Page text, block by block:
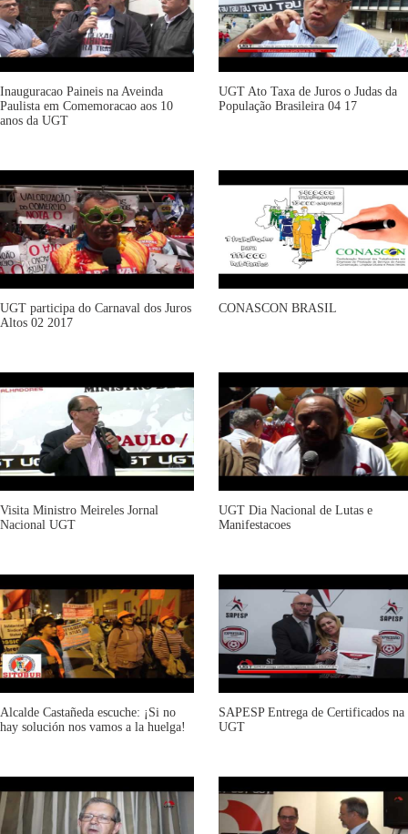
Inauguracao Paineis na Aveinda
Paulista em Comemoracao aos 10
anos da UGT
UGT Ato Taxa de Juros o Judas da
População Brasileira 04 17
UGT participa do Carnaval dos Juros
Altos 02 2017
CONASCON BRASIL
Visita Ministro Meireles Jornal
Nacional UGT
UGT Dia Nacional de Lutas e
Manifestacoes
Alcalde Castañeda escuche: ¡Si no
hay solución nos vamos a la huelga!
SAPESP Entrega de Certificados na
UGT